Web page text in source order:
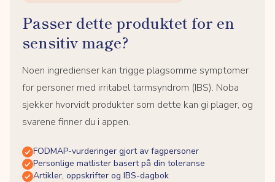
Passer dette produktet for en
sensitiv mage?
Noen ingredienser kan trigge plagsomme symptomer
for personer med irritabel tarmsyndrom (IBS). Noba
sjekker hvorvidt produkter som dette kan gi plager, og
svarene finner du i appen.
FODMAP-vurderinger gjort av fagpersoner
Personlige matlister basert på din toleranse
Artikler, oppskrifter og IBS-dagbok